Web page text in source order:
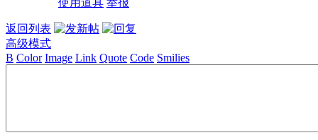
返回列表
高级模式
B Color Image Link Quote Code Smilies